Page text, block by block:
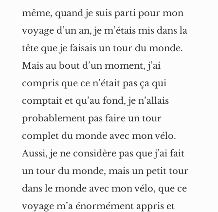
même, quand je suis parti pour mon
voyage d’un an, je m’étais mis dans la
tête que je faisais un tour du monde.
Mais au bout d’un moment, j’ai
compris que ce n’était pas ça qui
comptait et qu’au fond, je n’allais
probablement pas faire un tour
complet du monde avec mon vélo.
Aussi, je ne considère pas que j’ai fait
un tour du monde, mais un petit tour
dans le monde avec mon vélo, que ce
voyage m’a énormément appris et